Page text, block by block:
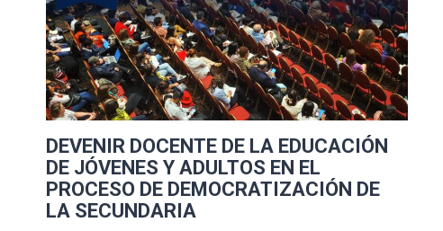
DEVENIR DOCENTE DE LA EDUCACIÓN
DE JÓVENES Y ADULTOS EN EL
PROCESO DE DEMOCRATIZACIÓN DE
LA SECUNDARIA